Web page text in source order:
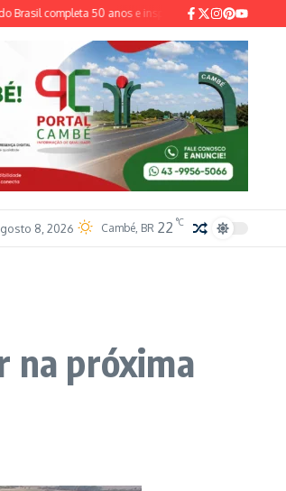
completa 50 anos e inspira novas gerações TSE
8, 2026 Cambé, BR 22 °C
na próxima